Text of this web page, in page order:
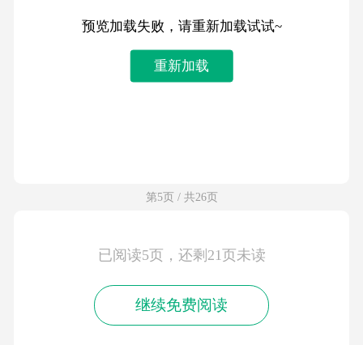
预览加载失败，请重新加载试试~
重新加载
第5页 / 共26页
已阅读5页，还剩21页未读
继续免费阅读